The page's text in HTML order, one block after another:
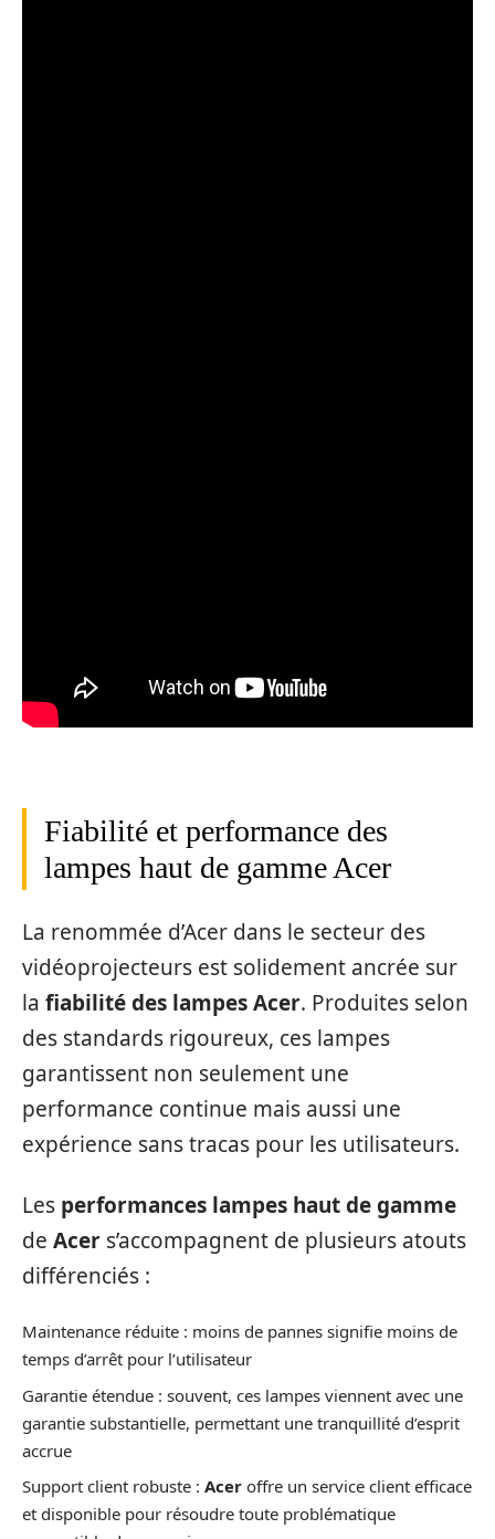
Fiabilité et performance des
lampes haut de gamme Acer
La renommée d’Acer dans le secteur des
vidéoprojecteurs est solidement ancrée sur
la fiabilité des lampes Acer. Produites selon
des standards rigoureux, ces lampes
garantissent non seulement une
performance continue mais aussi une
expérience sans tracas pour les utilisateurs.
Les performances lampes haut de gamme
de Acer s’accompagnent de plusieurs atouts
différenciés :
Maintenance réduite : moins de pannes signifie moins de
temps d’arrêt pour l’utilisateur
Garantie étendue : souvent, ces lampes viennent avec une
garantie substantielle, permettant une tranquillité d’esprit
accrue
Support client robuste : Acer offre un service client efficace
et disponible pour résoudre toute problématique